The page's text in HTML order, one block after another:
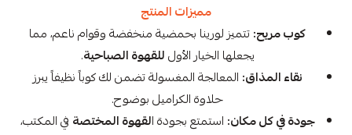
مميزات المنتج
كوب مريح:تتميز لورينا بحمضية منخفضة وقوام ناعم، مما
يجعلها الخيار الأولللقهوة الصباحية.
نقاء المذاق: المعالجة المغسولة تضمن لك كوباً نظيفاً يبرز
حلاوة الكراميل بوضوح.
جودة في كل مكان: استمتع بجودة القهوة المختصة في المكتب،